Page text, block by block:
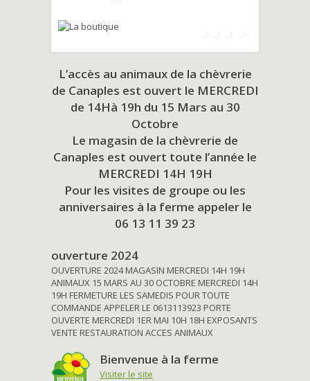
L’accès au animaux de la chèvrerie
de Canaples est ouvert le MERCREDI
de 14Hà 19h du 15 Mars au 30
Octobre
Le magasin de la chèvrerie de
Canaples est ouvert toute l’année le
MERCREDI 14H 19H
Pour les visites de groupe ou les
anniversaires à la ferme appeler le
06 13 11 39 23
ouverture 2024
OUVERTURE 2024 MAGASIN MERCREDI 14H 19H
ANIMAUX 15 MARS AU 30 OCTOBRE MERCREDI 14H
19H FERMETURE LES SAMEDIS POUR TOUTE
COMMANDE APPELER LE 0613113923 PORTE
OUVERTE MERCREDI 1ER MAI 10H 18H EXPOSANTS
VENTE RESTAURATION ACCES ANIMAUX
Bienvenue à la ferme
Visiter le site